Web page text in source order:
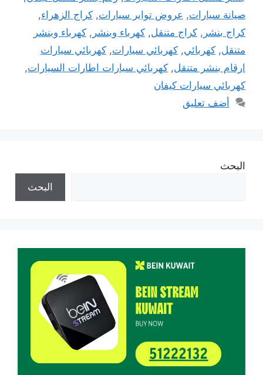
صيانة سيارات, عروض تواير سيارات, كراج الزهراء,
كراج بنشر , كراج متنقل, كهرباء وبنشر , كهرباء وبنشر
متنقل, كهربائي, كهربائي سيارات, كهربائي سيارات
ارقام بنشر متنقل, كهربائي سيارات اطارات السيارات,
كهربائي سيارات كيفان
أضف تعليق
البحث
البحث